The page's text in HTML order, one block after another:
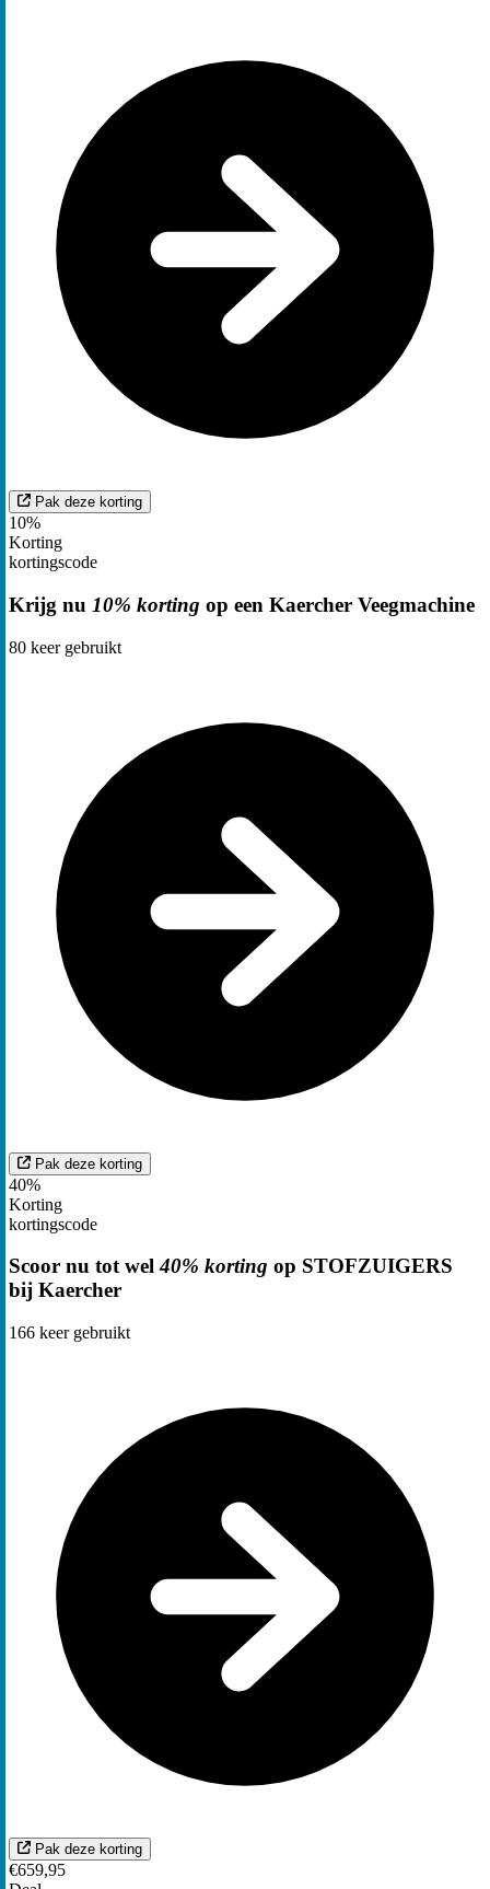
Pak deze korting
10%
Korting
kortingscode
Krijg nu 10% korting op een Kaercher Veegmachine
80 keer gebruikt
Pak deze korting
40%
Korting
kortingscode
Scoor nu tot wel40% korting op STOFZUIGERS
bij Kaercher
166 keer gebruikt
Pak deze korting
€659,95